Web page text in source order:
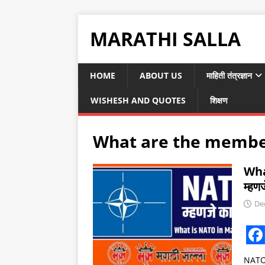
MARATHI SALLA
HOME ABOUT US माहिती तंत्रज्ञान
WISHESH AND QUOTES शिक्षण
What are the
F